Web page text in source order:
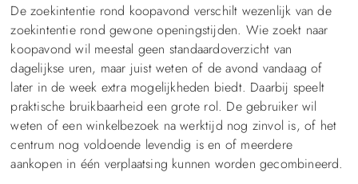
De zoekintentie rond koopavond verschilt wezenlijk van de
zoekintentie rond gewone openingstijden. Wie zoekt naar
koopavond wil meestal geen standaardoverzicht van
dagelijkse uren, maar juist weten of de avond vandaag of
later in de week extra mogelijkheden biedt. Daarbij speelt
praktische bruikbaarheid een grote rol. De gebruiker wil
weten of een winkelbezoek na werktijd nog zinvol is, of het
centrum nog voldoende levendig is en of meerdere
aankopen in één verplaatsing kunnen worden gecombineerd.